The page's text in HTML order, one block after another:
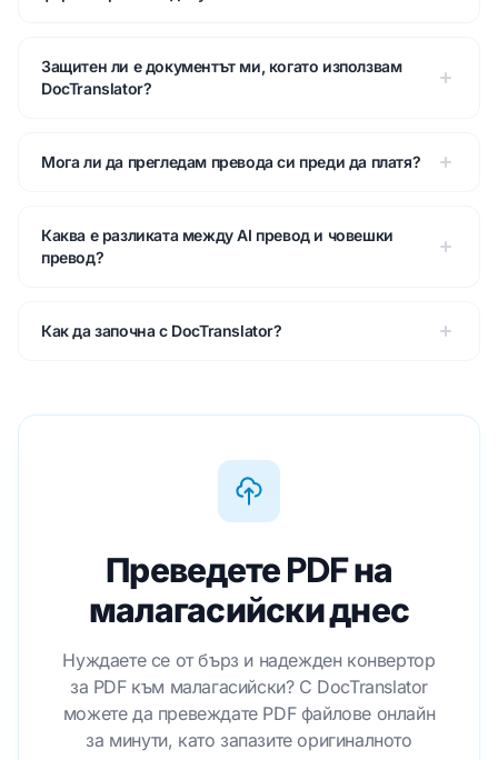
Защитен ли е документът ми, когато използвам
DocTranslator?
Мога ли да прегледам превода си преди да платя?
Каква е разликата между AI превод и човешки
превод?
Как да започна с DocTranslator?
Преведете PDF на
малагасийски днес
Нуждаете се от бърз и надежден конвертор
за PDF към малагасийски? С DocTranslator
можете да превеждате PDF файлове онлайн
за минути, като запазите оригиналното